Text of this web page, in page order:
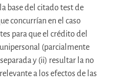
base del citado test de
concurrían en el caso
para que el crédito del
(parcialmente
y (ii) resultar la no
a los efectos de las